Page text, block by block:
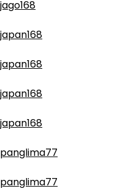
jago168
japan168
japan168
japan168
japan168
panglima77
panglima77